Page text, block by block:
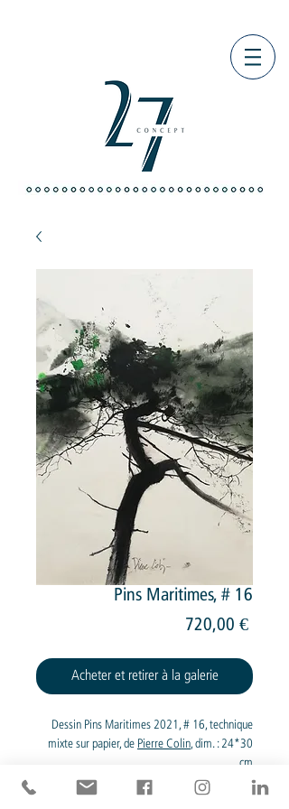
Pins Maritimes, # 16
720,00 €Prix
Acheter et retirer à la galerie
Dessin Pins Maritimes 2021, # 16, technique
mixte sur papier, de Pierre Colin, dim. : 24*30
cm